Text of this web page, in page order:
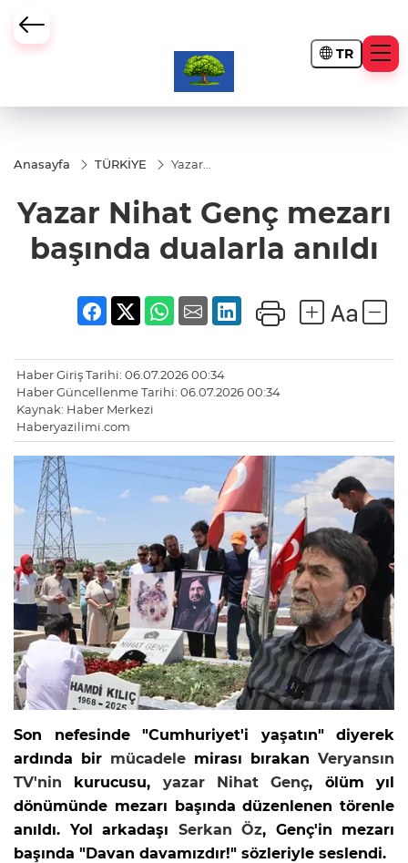
TR
Anasayfa TÜRKİYE
Yazar
mezarı
başında
dualarla
anıldı
Yazar Nihat Genç mezarı
başında dualarla anıldı
Haber Giriş Tarihi: 06.07.2026 00:34
Haber Güncellenme Tarihi: 06.07.2026 00:34
Kaynak: Haber Merkezi
Haberyazilimi.com
Son nefesinde "Cumhuriyet'i yaşatın" diyerek
ardında bir mücadele mirası bırakan Veryansın
TV'nin kurucusu, yazar Nihat Genç, ölüm yıl
dönümünde mezarı başında düzenlenen törenle
anıldı. Yol arkadaşı Serkan Öz, Genç'in mezarı
başında "Davan davamızdır!" sözleriyle seslendi.